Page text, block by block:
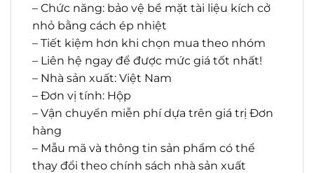
– Chức năng: bảo vệ bề mặt tài liệu kích cở
nhỏ bằng cách ép nhiệt
– Tiết kiệm hơn khi chọn mua theo nhóm
– Liên hệ ngay để được mức giá tốt nhất!
– Nhà sản xuất: Việt Nam
– Đơn vị tính: Hộp
– Vận chuyển miễn phí dựa trên giá trị Đơn
hàng
– Mẫu mã và thông tin sản phẩm có thể
thay đổi theo chính sách nhà sản xuất